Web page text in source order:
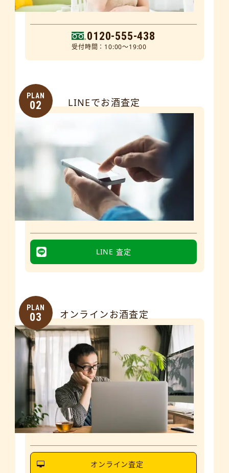
0120-555-438
受付時間：10:00～19:00
PLAN
02 LINEでお酒査定
LINE 査定
PLAN
03 オンラインお酒査定
オンライン査定